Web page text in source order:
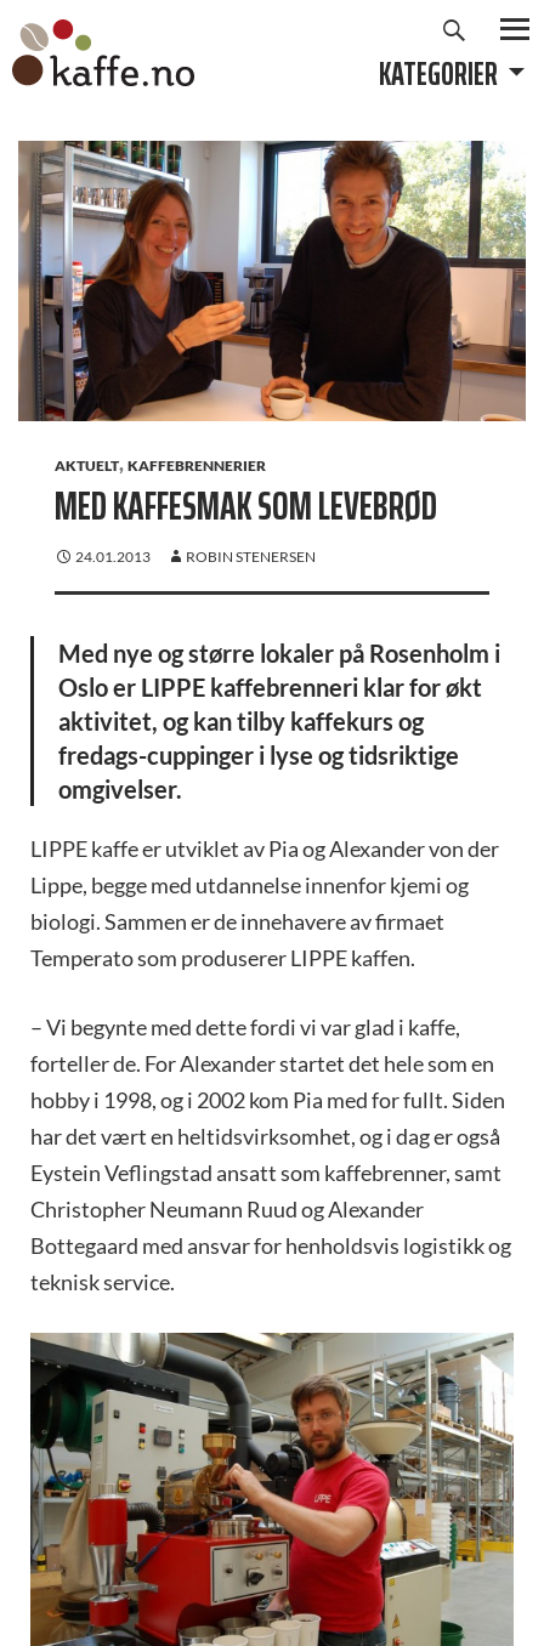
Hopp
innhold
KATEGORIER
AKTUELT, KAFFEBRENNERIER
MED KAFFESMAK SOM LEVEBRØD
24.01.2013 ROBIN STENERSEN
Med nye og større lokaler på Rosenholm i
Oslo er LIPPE kaffebrenneri klar for økt
aktivitet, og kan tilby kaffekurs og
fredags-cuppinger i lyse og tidsriktige
omgivelser.
LIPPE kaffe er utviklet av Pia og Alexander von der
Lippe, begge med utdannelse innenfor kjemi og
biologi. Sammen er de innehavere av firmaet
Temperato som produserer LIPPE kaffen.
– Vi begynte med dette fordi vi var glad i kaffe,
forteller de. For Alexander startet det hele som en
hobby i 1998, og i 2002 kom Pia med for fullt. Siden
har det vært en heltidsvirksomhet, og i dag er også
Eystein Veflingstad ansatt som kaffebrenner, samt
Christopher Neumann Ruud og Alexander
Bottegaard med ansvar for henholdsvis logistikk og
teknisk service.